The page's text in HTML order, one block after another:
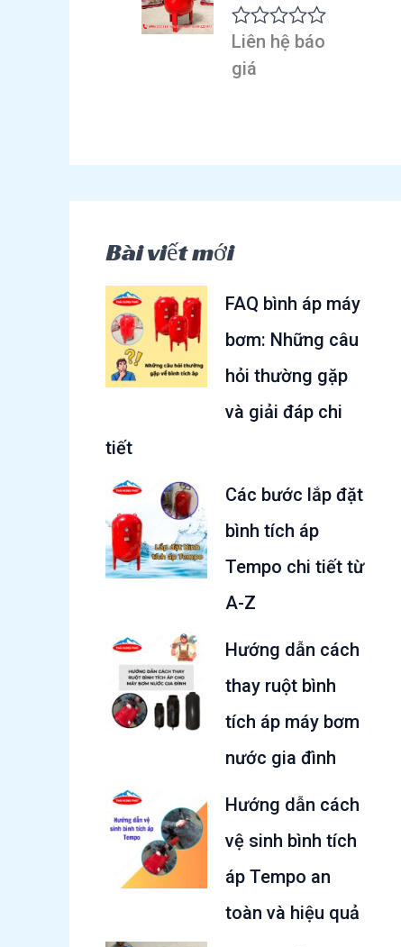
n
g
0
5
s
Đ
ợ
h
n
5
a
o
Liên hệ báo
giá
Bài viết mới
FAQ bình áp máy
bơm: Những câu
hỏi thường gặp
và giải đáp chi
tiết
Các bước lắp đặt
bình tích áp
Tempo chi tiết từ
A-Z
Hướng dẫn cách
thay ruột bình
tích áp máy bơm
nước gia đình
Hướng dẫn cách
vệ sinh bình tích
áp Tempo an
toàn và hiệu quả